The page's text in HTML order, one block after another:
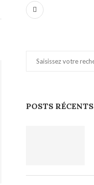
POSTS RÉCENTS